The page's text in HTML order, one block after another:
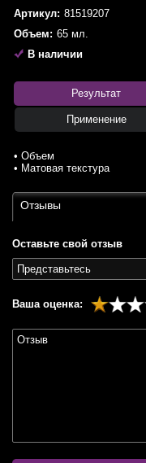
Артикул: 81519207
Объем: 65 мл.
В наличии
Результат
Применение
• Объем
• Матовая текстура
Отзывы
Оставьте свой отзыв
Ваша оценка: